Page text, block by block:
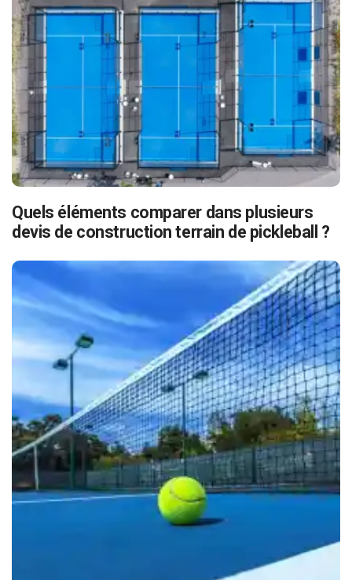
Quels éléments comparer dans plusieurs
devis de construction terrain de pickleball ?